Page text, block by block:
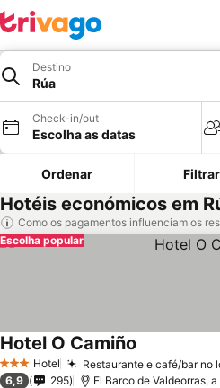
Destino
Rúa
Check-in/out
Escolha as datas
Ordenar Filtrar
Hotéis económicos em
Como os pagamentos influenciam os
Escolha popular
3 EstrelasHotel Restaurante e café/bar no
Hotel O Camiño
6,9 295 El Barco de Valdeorras, a